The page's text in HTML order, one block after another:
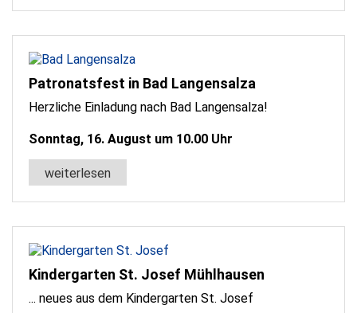
Patronatsfest in Bad Langensalza
Herzliche Einladung nach Bad Langensalza!
Sonntag, 16. August um 10.00 Uhr
weiterlesen
Kindergarten St. Josef Mühlhausen
... neues aus dem Kindergarten St. Josef